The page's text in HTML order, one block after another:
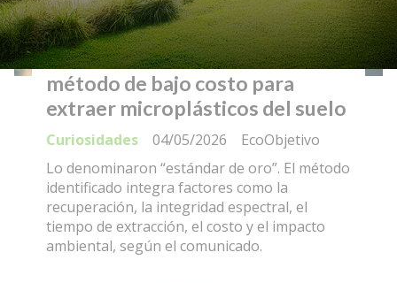
Científicos desarrollaron un
método de bajo costo para
extraer microplásticos del suelo
EcoObjetivo
Curiosidades
04/05/2026
Lo denominaron “estándar de oro”. El método
identificado integra factores como la
recuperación, la integridad espectral, el
tiempo de extracción, el costo y el impacto
ambiental, según el comunicado.